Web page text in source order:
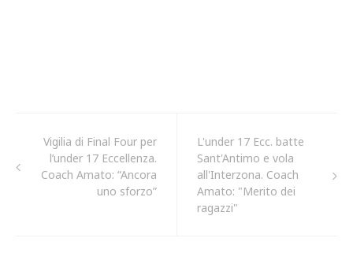
Vigilia di Final Four per
l’under 17 Eccellenza.
Coach Amato: “Ancora
uno sforzo”
L'under 17 Ecc. batte
Sant'Antimo e vola
all'Interzona. Coach
Amato: "Merito dei
ragazzi"